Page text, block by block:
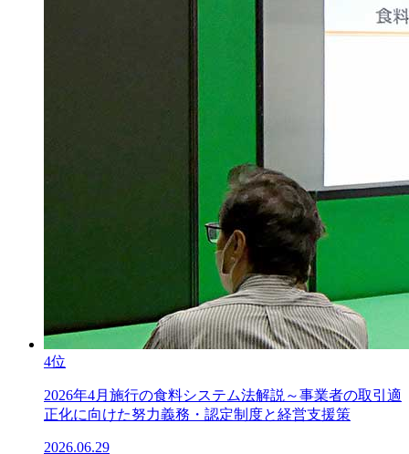
4位
2026年4月施行の食料システム法解説～事業者の取引適
正化に向けた努力義務・認定制度と経営支援策
2026.06.29